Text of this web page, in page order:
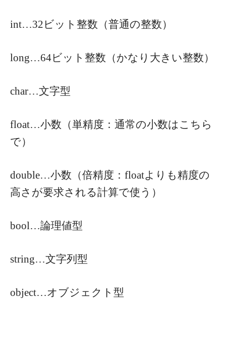
int…32ビット整数（普通の整数）
long…64ビット整数（かなり大きい整数）
char…文字型
float…小数（単精度：通常の小数はこちら
で）
double…小数（倍精度：floatよりも精度の
高さが要求される計算で使う）
bool…論理値型
string…文字列型
object…オブジェクト型